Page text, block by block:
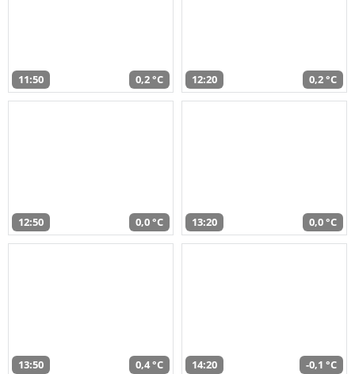
11:50 0,2 °C 12:20 0,2 °C
12:50 0,0 °C 13:20 0,0 °C
13:50 0,4 °C 14:20 -0,1 °C